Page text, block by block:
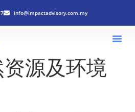
info@impactadvisory.com.my
资源及环境